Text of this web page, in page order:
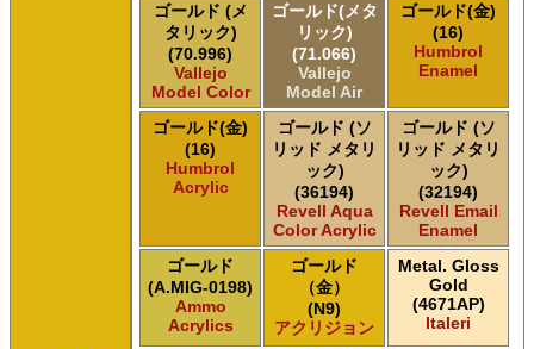
ゴールド (メ
タリック)
(70.996)
Vallejo
Model Color
ゴールド(メタ
リック)
(71.066)
Vallejo
Model Air
ゴールド(金)
(16)
Humbrol
Enamel
ゴールド(金)
(16)
Humbrol
Acrylic
ゴールド (ソ
リッド メタリ
ック)
(36194)
Revell Aqua
Color Acrylic
ゴールド (ソ
リッド メタリ
ック)
(32194)
Revell Email
Enamel
ゴールド
(A.MIG-0198)
Ammo
Acrylics
ゴールド
（金）
(N9)
アクリジョン
Metal. Gloss
Gold
(4671AP)
Italeri